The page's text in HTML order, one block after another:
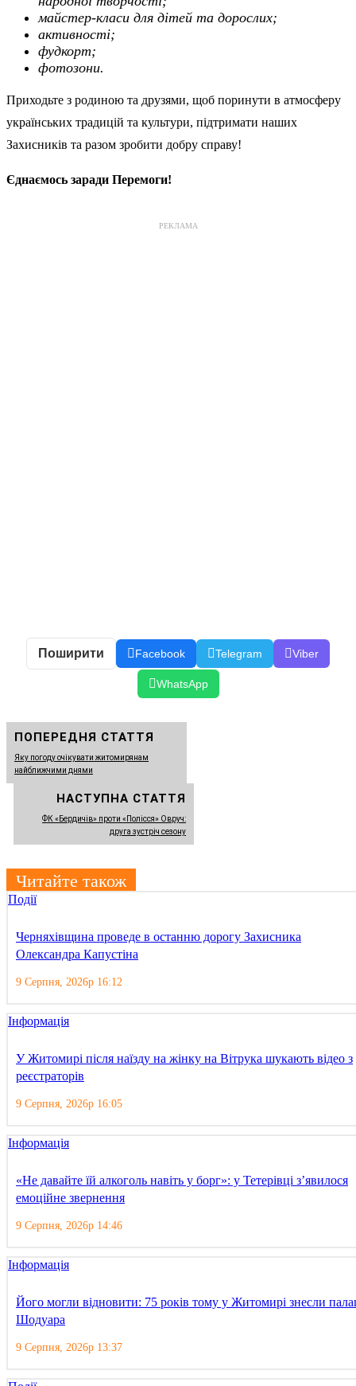
майстер-класи для дітей та дорослих;
активності;
фудкорт;
фотозони.
Приходьте з родиною та друзями, щоб поринути в атмосферу
українських традицій та культури, підтримати наших
Захисників та разом зробити добру справу!
Єднаємось заради Перемоги!
РЕКЛАМА
Поширити Facebook Telegram Viber
WhatsApp
ПОПЕРЕДНЯ СТАТТЯ
Яку погоду очікувати житомирянам
найближчими днями
НАСТУПНА СТАТТЯ
ФК «Бердичів» проти «Полісся» Овруч:
друга зустріч сезону
Читайте також
Події
Черняхівщина проведе в останню дорогу Захисника
Олександра Капустіна
9 Серпня, 2026р 16:12
Інформація
У Житомирі після наїзду на жінку на Вітрука шукають відео з
реєстраторів
9 Серпня, 2026р 16:05
Інформація
«Не давайте їй алкоголь навіть у борг»: у Тетерівці з’явилося
емоційне звернення
9 Серпня, 2026р 14:46
Інформація
Його могли відновити: 75 років тому у Житомирі знесли
Шодуара
9 Серпня, 2026р 13:37